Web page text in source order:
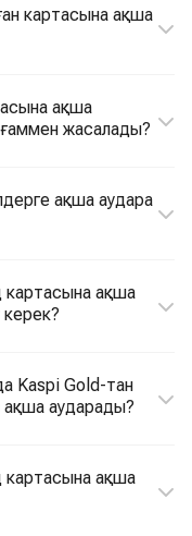
картасына ақша
ақша
жасалады?
ақша аудара
картасына ақша
керек?
Kaspi Gold-тан
ақша аударады?
картасына ақша